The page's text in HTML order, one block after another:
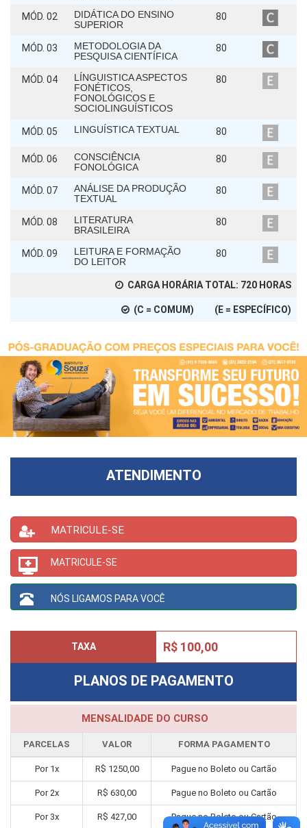
MÓD. 02
DIDÁTICA DO ENSINO
SUPERIOR
80
MÓD. 03
METODOLOGIA DA
PESQUISA CIENTÍFICA
80
MÓD. 04
LÍNGUISTICA ASPECTOS
FONÉTICOS,
FONOLÓGICOS E
SOCIOLINGUÍSTICOS
80
MÓD. 05 LINGUÍSTICA TEXTUAL 80
MÓD. 06
CONSCIÊNCIA
FONOLÓGICA
80
MÓD. 07
ANÁLISE DA PRODUÇÃO
TEXTUAL
80
MÓD. 08
LITERATURA
BRASILEIRA
80
MÓD. 09
LEITURA E FORMAÇÃO
DO LEITOR
80
CARGA HORÁRIA TOTAL: 720 HORAS
(C = COMUM) (E = ESPECÍFICO)
ATENDIMENTO
MATRICULE-SE
MATRICULE-SE
NÓS LIGAMOS PARA VOCÊ
TAXA R$ 100,00
PLANOS DE PAGAMENTO
MENSALIDADE DO CURSO
PARCELAS VALOR FORMA PAGAMENTO
Por 1x R$ 1250,00 Pague no Boleto ou Cartão
Por2x R$ 630,00 Pague no Boleto ou Cartão
Por 3x R$ 427,00 Pague no Boleto ou Cartão